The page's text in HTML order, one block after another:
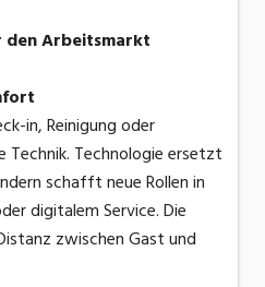
den Arbeitsmarkt
in, Reinigung oder
Technik. Technologie ersetzt
schafft neue Rollen in
digitalem Service. Die
zwischen Gast und